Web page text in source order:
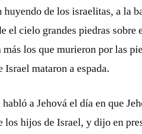
de los israelitas, a la
el cielo grandes piedras sobre
los que murieron por las
mataron a espada.
a Jehová el día en que
los hijos de Israel, y dijo en